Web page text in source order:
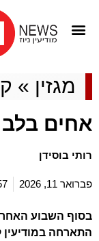
מגזין »
אחים בלב
רותי בוסידן
פברואר 11, 2026
בסוף השבוע
התארחה במודיעין